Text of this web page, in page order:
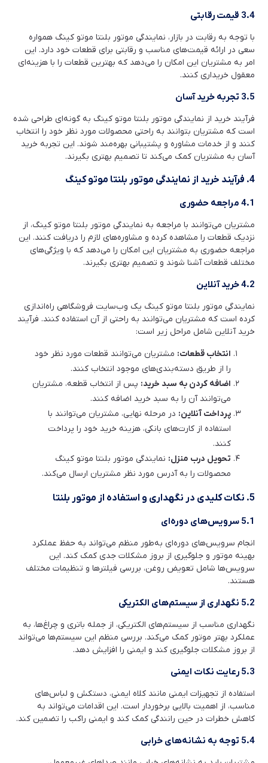
3.4 قیمت رقابتی
با توجه به رقابت در بازار، نمایندگی موتور بلنتا موتو کینگ همواره
سعی در ارائه قیمت‌های مناسب و رقابتی برای قطعات خود دارد. این
امر به مشتریان این امکان را می‌دهد که بهترین قطعات را با هزینه‌ای
معقول خریداری کنند.
3.5 تجربه خرید آسان
فرآیند خرید از نمایندگی موتور بلنتا موتو کینگ به گونه‌ای طراحی شده
است که مشتریان بتوانند به راحتی محصولات مورد نظر خود را انتخاب
کنند و از خدمات مشاوره و پشتیبانی بهره‌مند شوند. این تجربه خرید
آسان به مشتریان کمک می‌کند تا تصمیم بهتری بگیرند.
4. فرآیند خرید از نمایندگی موتور بلنتا موتو کینگ
4.1 مراجعه حضوری
مشتریان می‌توانند با مراجعه به نمایندگی موتور بلنتا موتو کینگ، از
نزدیک قطعات را مشاهده کرده و مشاوره‌های لازم را دریافت کنند. این
مراجعه حضوری به مشتریان این امکان را می‌دهد که با ویژگی‌های
مختلف قطعات آشنا شوند و تصمیم بهتری بگیرند.
4.2 خرید آنلاین
نمایندگی موتور بلنتا موتو کینگ یک وب‌سایت فروشگاهی راه‌اندازی
کرده است که مشتریان می‌توانند به راحتی از آن استفاده کنند. فرآیند
خرید آنلاین شامل مراحل زیر است:
انتخاب قطعات: مشتریان می‌توانند قطعات مورد نظر خود
را از طریق دسته‌بندی‌های موجود انتخاب کنند.
اضافه کردن به سبد خرید: پس از انتخاب قطعه، مشتریان
می‌توانند آن را به سبد خرید اضافه کنند.
پرداخت آنلاین: در مرحله نهایی، مشتریان می‌توانند با
استفاده از کارت‌های بانکی، هزینه خرید خود را پرداخت
کنند.
تحویل درب منزل: نمایندگی موتور بلنتا موتو کینگ
محصولات را به آدرس مورد نظر مشتریان ارسال می‌کند.
5. نکات کلیدی در نگهداری و استفاده از موتور بلنتا
5.1 سرویس‌های دوره‌ای
انجام سرویس‌های دوره‌ای به‌طور منظم می‌تواند به حفظ عملکرد
بهینه موتور و جلوگیری از بروز مشکلات جدی کمک کند. این
سرویس‌ها شامل تعویض روغن، بررسی فیلترها و تنظیمات مختلف
هستند.
5.2 نگهداری از سیستم‌های الکتریکی
نگهداری مناسب از سیستم‌های الکتریکی، از جمله باتری و چراغ‌ها، به
عملکرد بهتر موتور کمک می‌کند. بررسی منظم این سیستم‌ها می‌تواند
از بروز مشکلات جلوگیری کند و ایمنی را افزایش دهد.
5.3 رعایت نکات ایمنی
استفاده از تجهیزات ایمنی مانند کلاه ایمنی، دستکش و لباس‌های
مناسب، از اهمیت بالایی برخوردار است. این اقدامات می‌تواند به
کاهش خطرات در حین رانندگی کمک کند و ایمنی راکب را تضمین کند.
5.4 توجه به نشانه‌های خرابی